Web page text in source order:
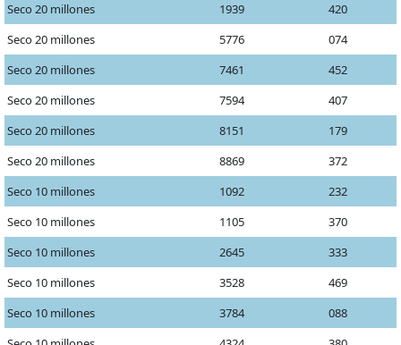
Seco 20 millones
1939
420
Seco 20 millones
5776
074
Seco 20 millones
7461
452
Seco 20 millones
7594
407
Seco 20 millones
8151
179
Seco 20 millones
8869
372
Seco 10 millones
1092
232
Seco 10 millones
1105
370
Seco 10 millones
2645
333
Seco 10 millones
3528
469
Seco 10 millones
3784
088